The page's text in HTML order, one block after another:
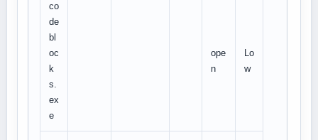
co
de
bl
oc
k
s.
ex
e
ope
n
Lo
w